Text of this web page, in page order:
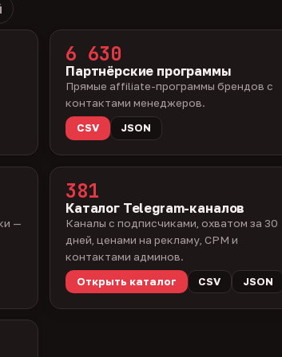
6 630
Партнёрские программы
Прямые affiliate-программы брендов с
контактами менеджеров.
CSV
JSON
—
381
Каталог Telegram-каналов
Каналы с подписчиками, охватом за 30
дней, ценами на рекламу, CPM и
контактами админов.
Открыть каталог
CSV JSON